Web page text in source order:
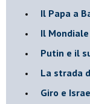
Il Papa a
Il
Putin e il
La strada
Giro e